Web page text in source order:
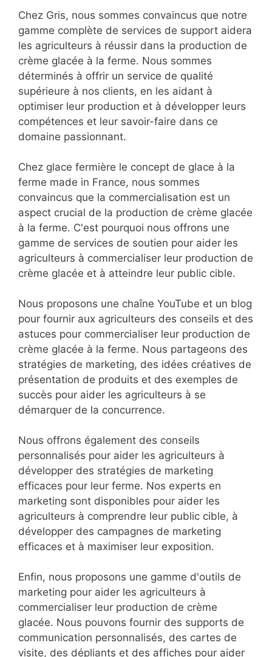
Chez Gris, nous sommes convaincus que notre
gamme complète de services de support aidera
les agriculteurs à réussir dans la production de
crème glacée à la ferme. Nous sommes
déterminés à offrir un service de qualité
supérieure à nos clients, en les aidant à
optimiser leur production et à développer leurs
compétences et leur savoir-faire dans ce
domaine passionnant.
Chez glace fermière le concept de glace à la
ferme made in France, nous sommes
convaincus que la commercialisation est un
aspect crucial de la production de crème glacée
à la ferme. C'est pourquoi nous offrons une
gamme de services de soutien pour aider les
agriculteurs à commercialiser leur production de
crème glacée et à atteindre leur public cible.
Nous proposons une chaîne YouTube et un blog
pour fournir aux agriculteurs des conseils et des
astuces pour commercialiser leur production de
crème glacée à la ferme. Nous partageons des
stratégies de marketing, des idées créatives de
présentation de produits et des exemples de
succès pour aider les agriculteurs à se
démarquer de la concurrence.
Nous offrons également des conseils
personnalisés pour aider les agriculteurs à
développer des stratégies de marketing
efficaces pour leur ferme. Nos experts en
marketing sont disponibles pour aider les
agriculteurs à comprendre leur public cible, à
développer des campagnes de marketing
efficaces et à maximiser leur exposition.
Enfin, nous proposons une gamme d'outils de
marketing pour aider les agriculteurs à
commercialiser leur production de crème
glacée. Nous pouvons fournir des supports de
communication personnalisés, des cartes de
visite, des dépliants et des affiches pour aider